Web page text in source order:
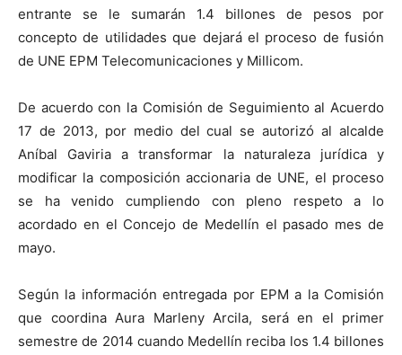
entrante se le sumarán 1.4 billones de pesos por
concepto de utilidades que dejará el proceso de fusión
de UNE EPM Telecomunicaciones y Millicom.
De acuerdo con la Comisión de Seguimiento al Acuerdo
17 de 2013, por medio del cual se autorizó al alcalde
Aníbal Gaviria a transformar la naturaleza jurídica y
modificar la composición accionaria de UNE, el proceso
se ha venido cumpliendo con pleno respeto a lo
acordado en el Concejo de Medellín el pasado mes de
mayo.
Según la información entregada por EPM a la Comisión
que coordina Aura Marleny Arcila, será en el primer
semestre de 2014 cuando Medellín reciba los 1.4 billones